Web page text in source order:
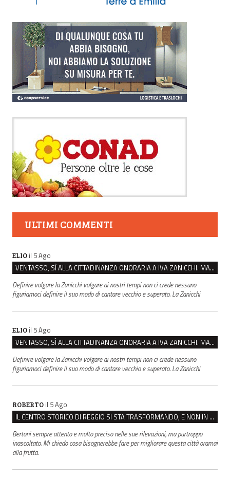
ULTIMI COMMENTI
ELIO il 5 Ago
VENTASSO, SÌ ALLA CITTADINANZA ONORARIA A IVA ZANICCHI. MA BARGIACCHI: “È DI PESSIMO GUSTO”
Definire volgare la Zanicchi volgare ai nostri tempi non ci crede nessuno
figuriamoci definire il suo modo di cantare vecchio e superato. La Zanicchi
ELIO il 5 Ago
VENTASSO, SÌ ALLA CITTADINANZA ONORARIA A IVA ZANICCHI. MA BARGIACCHI: “È DI PESSIMO GUSTO”
Definire volgare la Zanicchi volgare ai nostri tempi non ci crede nessuno
figuriamoci definire il suo modo di cantare vecchio e superato. La Zanicchi
ROBERTO il 5 Ago
IL CENTRO STORICO DI REGGIO SI STA TRASFORMANDO, E NON IN MEGLIO
Bertoni sempre attento e molto preciso nelle sue rilevazioni, ma purtroppo
inascoltato. Mi chiedo cosa bisognerebbe fare per migliorare questa città oramai
alla frutta.